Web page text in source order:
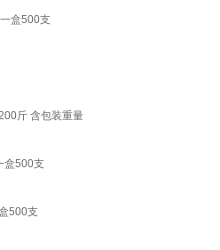
盒500支
斤 含包装重量
盒500支
500支